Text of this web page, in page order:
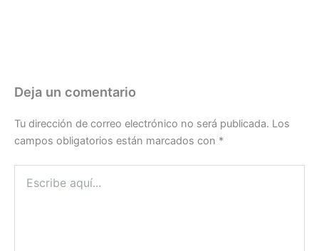
Deja un comentario
Tu dirección de correo electrónico no será publicada. Los
campos obligatorios están marcados con *
aquí...